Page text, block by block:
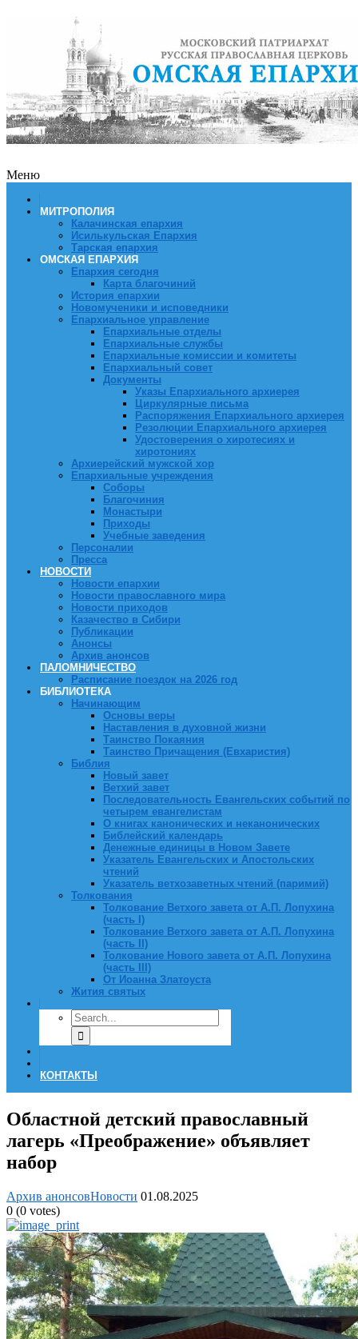
Меню
МИТРОПОЛИЯ
Калачинская епархия
Исилькульская Епархия
Тарская епархия
ОМСКАЯ ЕПАРХИЯ
Епархия сегодня
Карта благочиний
История епархии
Новомученики и исповедники
Епархиальное управление
Епархиальные отделы
Епархиальные службы
Епархиальные комиссии и комитеты
Епархиальный совет
Документы
Указы Епархиального архиерея
Циркулярные письма
Распоряжения Епархиального архиерея
Резолюции Епархиального архиерея
Удостоверения о хиротесиях и
хиротониях
Архиерейский мужской хор
Епархиальные учреждения
Соборы
Благочиния
Монастыри
Приходы
Учебные заведения
Персоналии
Пресса
НОВОСТИ
Новости епархии
Новости православного мира
Новости приходов
Казачество в Сибири
Публикации
Анонсы
Архив анонсов
ПАЛОМНИЧЕСТВО
Расписание поездок на 2026 год
БИБЛИОТЕКА
Начинающим
Основы веры
Наставления в духовной жизни
Таинство Покаяния
Таинство Причащения (Евхаристия)
Библия
Новый завет
Ветхий завет
Последовательность Евангельских событий по
четырем евангелистам
О книгах канонических и неканонических
Библейский календарь
Денежные единицы в Новом Завете
Указатель Евангельских и Апостольских
чтений
Указатель ветхозаветных чтений (паримий)
Толкования
Толкование Ветхого завета от А.П. Лопухина
(часть I)
Толкование Ветхого завета от А.П. Лопухина
(часть II)
Толкование Нового завета от А.П. Лопухина
(часть III)
От Иоанна Златоуста
Жития святых
КОНТАКТЫ
Областной детский православный
лагерь «Преображение» объявляет
набор
Архив анонсовНовости 01.08.2025
0 (0 votes)